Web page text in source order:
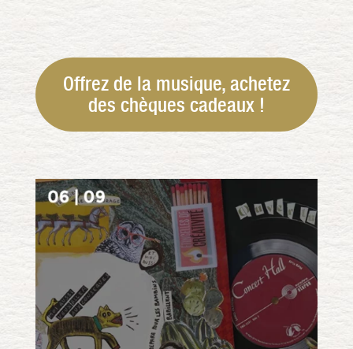
Offrez de la musique, achetez
des chèques cadeaux !